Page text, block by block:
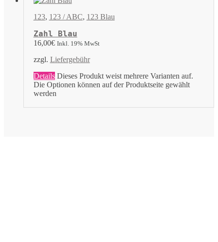
123, 123 / ABC, 123 Blau
Zahl Blau
16,00€ Inkl. 19% MwSt
zzgl. Liefergebühr
Details Dieses Produkt weist mehrere Varianten auf.
Die Optionen können auf der Produktseite gewählt
werden